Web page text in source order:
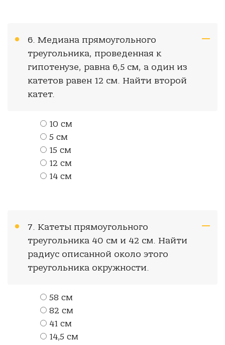
6. Медиана прямоугольного
треугольника, проведенная к
гипотенузе, равна 6,5 см, а один из
катетов равен 12 см. Найти второй
катет.
10 см
5 см
15 см
12 см
14 см
7. Катеты прямоугольного
треугольника 40 см и 42 см. Найти
радиус описанной около этого
треугольника окружности.
58 см
82 см
41 см
14,5 см